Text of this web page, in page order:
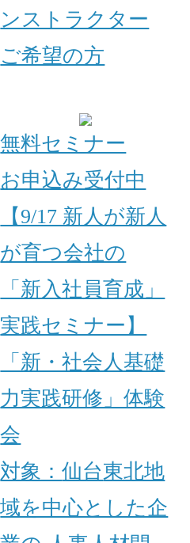
ンストラクター
ご希望の方
無料セミナー
お申込み受付中
【9/17 新人が新人
が育つ会社の
「新入社員育成」
実践セミナー】
「新・社会人基礎
力実践研修」体験
会
対象：仙台東北地
域を中心とした企